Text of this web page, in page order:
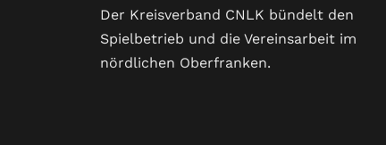
Der Kreisverband CNLK bündelt den
Spielbetrieb und die Vereinsarbeit im
nördlichen Oberfranken.